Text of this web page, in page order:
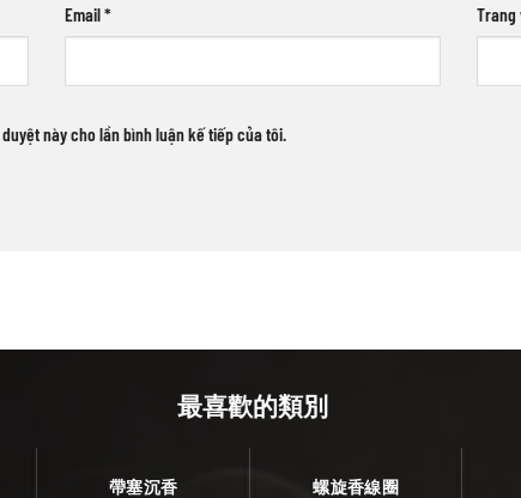
Email* Trang
này cho lần bình luận kế tiếp của tôi.
最喜歡的類別
帶塞沉香 螺旋香線圈